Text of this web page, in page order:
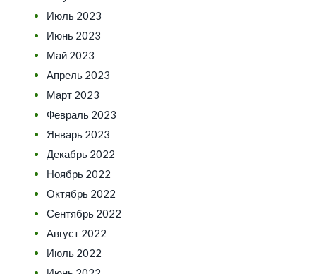
Июль 2023
Июнь 2023
Май 2023
Апрель 2023
Март 2023
Февраль 2023
Январь 2023
Декабрь 2022
Ноябрь 2022
Октябрь 2022
Сентябрь 2022
Август 2022
Июль 2022